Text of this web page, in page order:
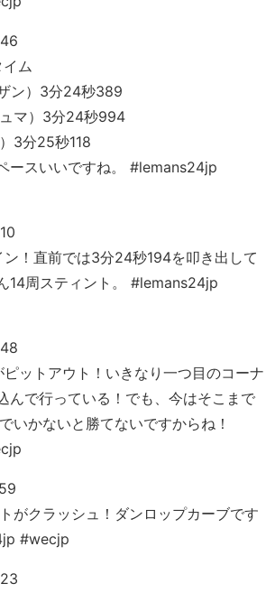
ム
ン）3分24秒389
マ）3分24秒994
3分25秒118
ースいいですね。 #lemans24jp
！直前では3分24秒194を叩き出して
14周スティント。 #lemans24jp
ットアウト！いきなり一つ目のコーナ
んで行っている！でも、今はそこまで
いかないと勝てないですからね！
がクラッシュ！ダンロップカーブです
#wecjp